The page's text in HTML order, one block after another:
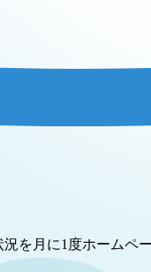
を月に1度ホームペ